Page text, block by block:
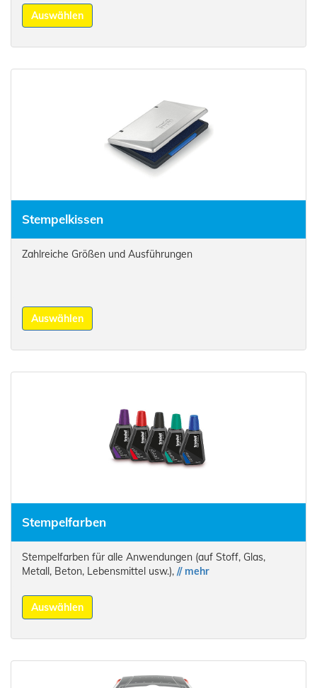
Auswählen
Stempelkissen
Zahlreiche Größen und Ausführungen
Auswählen
Stempelfarben
Stempelfarben für alle Anwendungen (auf Stoff, Glas,
Metall, Beton, Lebensmittel usw.), // mehr
Auswählen